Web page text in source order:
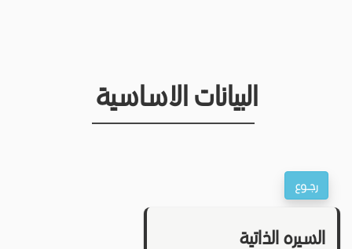
البيانات الاساسية
السيره الذاتية